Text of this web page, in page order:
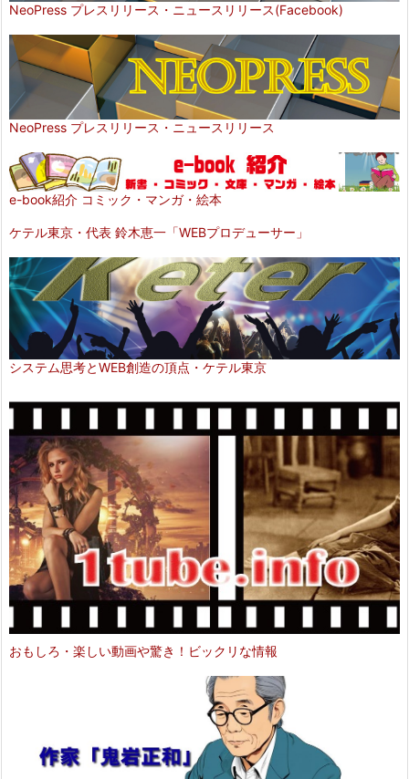
NeoPress プレスリリース・ニュースリリース(Facebook)
NeoPress プレスリリース・ニュースリリース
e-book紹介 コミック・マンガ・絵本
ケテル東京・代表 鈴木恵一「WEBプロデューサー」
システム思考とWEB創造の頂点・ケテル東京
おもしろ・楽しい動画や驚き！ビックリな情報